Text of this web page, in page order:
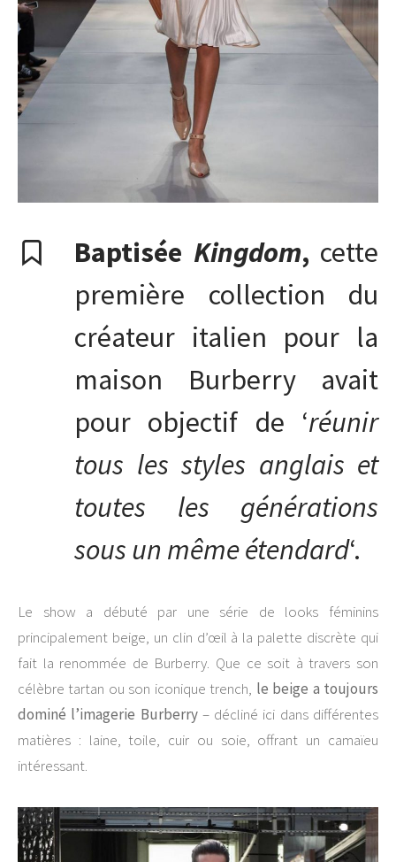
Baptisée Kingdom, cette
première collection du
créateur italien pour la
maison Burberry avait
pour objectif de ‘réunir
tous les styles anglais et
toutes les générations
sous un même étendard‘.
Le show a débuté par une série de looks féminins
principalement beige, un clin d’œil à la palette discrète qui
fait la renommée de Burberry. Que ce soit à travers son
célèbre tartan ou son iconique trench, le beige a toujours
dominé l’imagerie Burberry – décliné ici dans différentes
matières : laine, toile, cuir ou soie, offrant un camaïeu
intéressant.